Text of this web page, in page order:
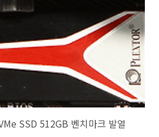
추천 이제는 이런 컬러를 샌디스크와
SSD 512GB 벤치마크 발열